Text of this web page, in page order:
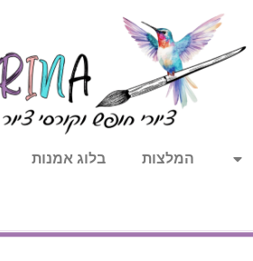
המלצות בלוג אמנות